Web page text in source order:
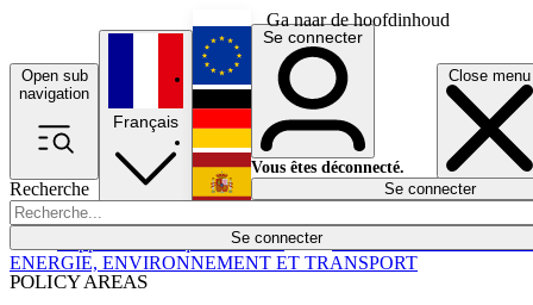
Ga naar de hoofdinhoud
Open sub
navigation
Close menu
Recherche
Se connecter
POLICY AREAS
Économie
Français
English
Deutsch
Español
Se connecter
Vous êtes déconnecté.
Se connecter
ENERGIE, ENVIRONNEMENT ET TRANSPORT